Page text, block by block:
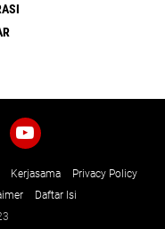
Kerjasama
Privacy Policy
Daftar Isi